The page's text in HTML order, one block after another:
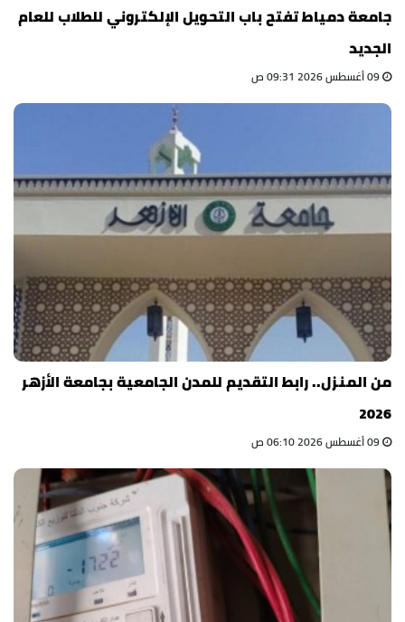
جامعة دمياط تفتح باب التحويل الإلكتروني للطلاب للعام
الجديد
من المنزل.. رابط التقديم للمدن الجامعية بجامعة الأزهر
2026